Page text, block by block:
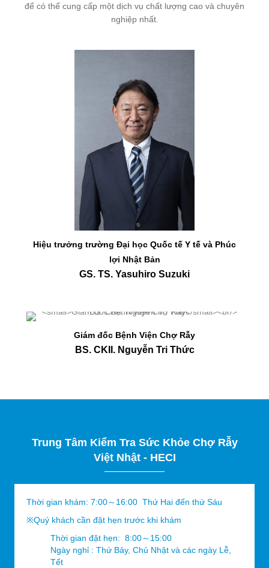
để có thể cung cấp một dịch vụ chất lượng cao và chuyên
nghiệp nhất.
Hiệu trưởng trường Đại học Quốc tế Y tế và Phúc
lợi Nhật Bản
GS. TS. Yasuhiro Suzuki
Giám đốc Bệnh Viện Chợ Rẫy
BS. CKII. Nguyễn Tri Thức
Trung Tâm Kiểm Tra Sức Khỏe Chợ Rẫy
Việt Nhật - HECI
Thời gian khám: 7:00～16:00 Thứ Hai đến thứ Sáu
※Quý khách cần đặt hẹn trước khi khám
Thời gian đặt hẹn: 8:00～15:00
Ngày nghỉ : Thứ Bảy, Chủ Nhật và các ngày Lễ,
Tết